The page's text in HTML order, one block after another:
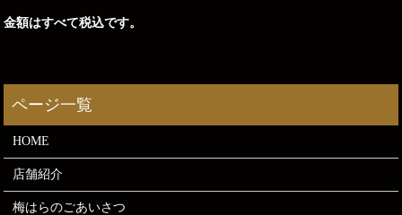
金額はすべて税込です。
HOME
店舗紹介
梅はらのごあいさつ